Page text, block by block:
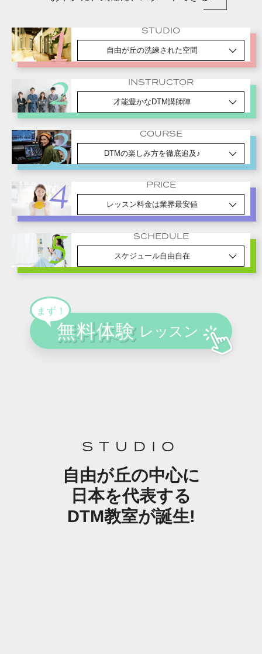
STUDIO
自由が丘の洗練された空間
INSTRUCTOR
才能豊かなDTM講師陣
COURSE
DTMの楽しみ方を徹底追及♪
PRICE
レッスン料金は業界最安値
SCHEDULE
スケジュール自由自在
STUDIO
自由が丘の中心に
日本を代表する
DTM教室が誕生!